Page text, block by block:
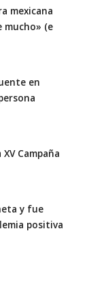
mexicana
mucho» (e
en
Campaña
y fue
positiva